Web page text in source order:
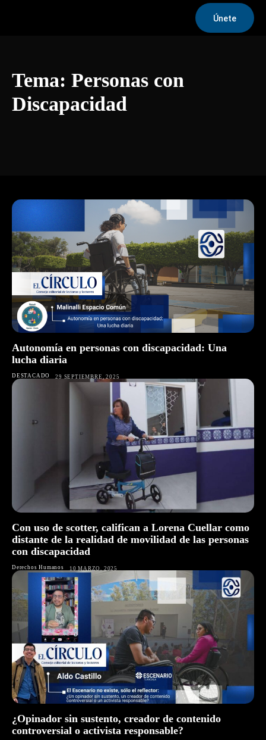
Únete
Tema: Personas con
Discapacidad
Autonomía en personas con discapacidad: Una
lucha diaria
DESTACADO 29 SEPTIEMBRE, 2025
Con uso de scotter, califican a Lorena Cuellar como
distante de la realidad de movilidad de las personas
con discapacidad
Derechos Humanos 10 MARZO, 2025
¿Opinador sin sustento, creador de contenido
controversial o activista responsable?